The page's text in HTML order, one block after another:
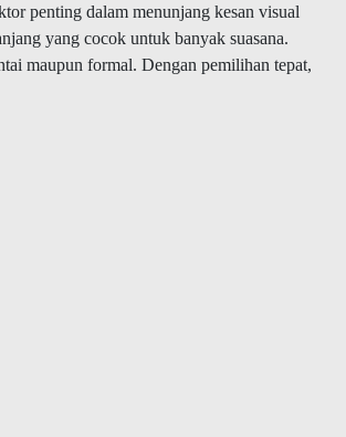
penting dalam menunjang kesan visual
yang cocok untuk banyak suasana.
maupun formal. Dengan pemilihan tepat,